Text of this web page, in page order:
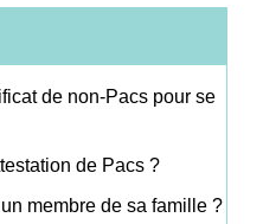
de non-Pacs pour se
de Pacs ?
membre de sa famille ?